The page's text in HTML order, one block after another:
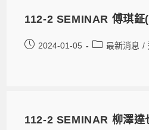
112-2 SEMINAR 傅琪
2024-01-05 最新消息 /
112-2 SEMINAR 柳澤達